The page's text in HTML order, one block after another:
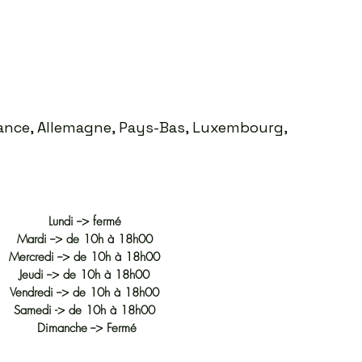
Allemagne, Pays-Bas, Luxembourg,
Lundi --> fermé
Mardi --> de 10h à 18h00
Mercredi --> de 10h à 18h00
Jeudi --> de 10h à 18h00
Vendredi --> de 10h à 18h00
Samedi -> de 10h à 18h00
Dimanche --> Fermé